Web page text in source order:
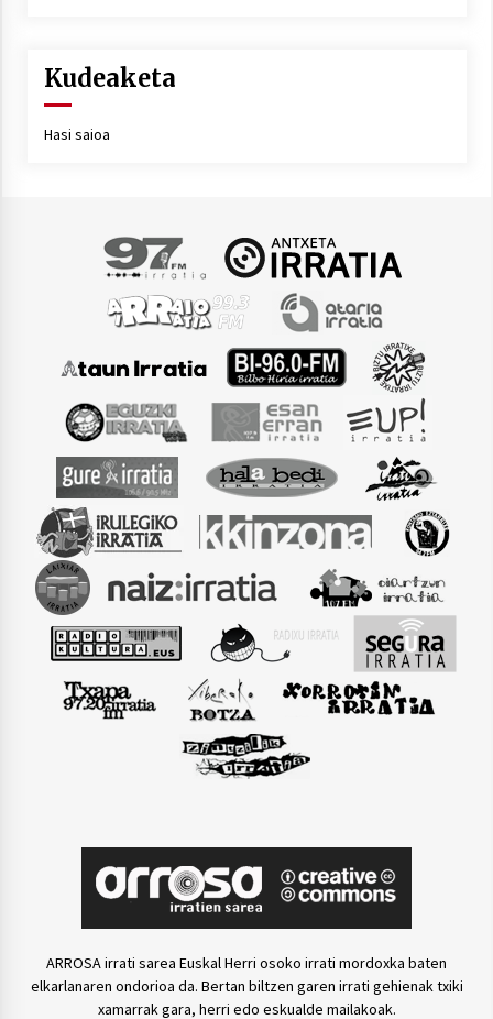
Kudeaketa
Hasi saioa
ARROSA irrati sarea Euskal Herri osoko irrati mordoxka baten
elkarlanaren ondorioa da. Bertan biltzen garen irrati gehienak txiki
xamarrak gara, herri edo eskualde mailakoak.